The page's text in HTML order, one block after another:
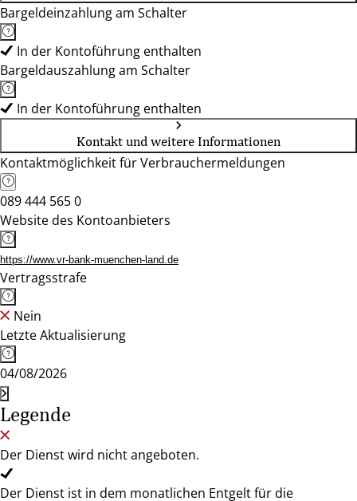
Bargeldeinzahlung am Schalter
In der Kontoführung enthalten
Bargeldauszahlung am Schalter
In der Kontoführung enthalten
Kontakt und weitere Informationen
Kontaktmöglichkeit für Verbrauchermeldungen
089 444 565 0
Website des Kontoanbieters
https://www.vr-bank-muenchen-land.de
Vertragsstrafe
Nein
Letzte Aktualisierung
04/08/2026
Legende
Der Dienst wird nicht angeboten.
Der Dienst ist in dem monatlichen Entgelt für die